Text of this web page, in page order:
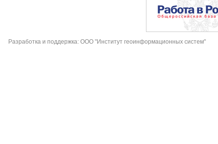
Разработка и поддержка: ООО "Институт геоинформационных систем"